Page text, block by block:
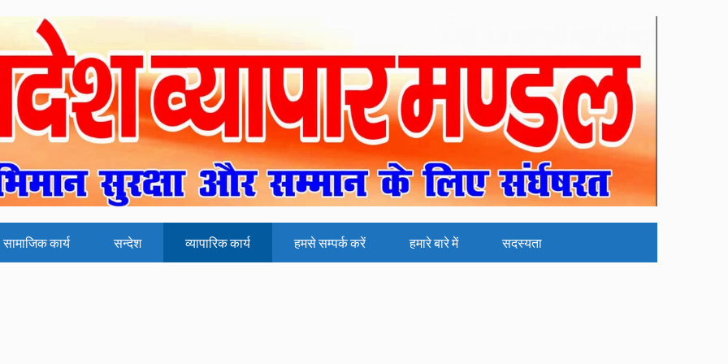
सामाजिक कार्य सन्देश व्यापारिक कार्य हमसे सम्पर्क करें हमारे बारे में सदस्यता